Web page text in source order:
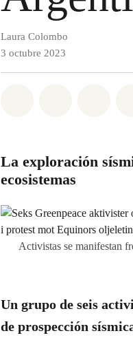
Laura Colombo
3 octubre 2023
La exploración
ecosistemas
Activistas se manifestan
Un grupo de seis
de prospección